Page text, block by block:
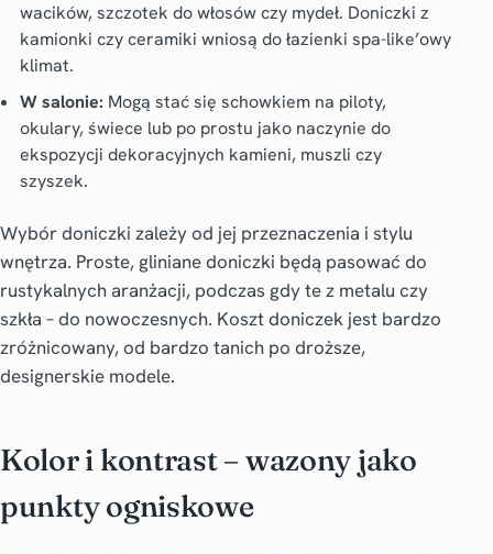
wacików, szczotek do włosów czy mydeł. Doniczki z
kamionki czy ceramiki wniosą do łazienki spa-like’owy
klimat.
W salonie: Mogą stać się schowkiem na piloty,
okulary, świece lub po prostu jako naczynie do
ekspozycji dekoracyjnych kamieni, muszli czy
szyszek.
Wybór doniczki zależy od jej przeznaczenia i stylu
wnętrza. Proste, gliniane doniczki będą pasować do
rustykalnych aranżacji, podczas gdy te z metalu czy
szkła – do nowoczesnych. Koszt doniczek jest bardzo
zróżnicowany, od bardzo tanich po droższe,
designerskie modele.
Kolor i kontrast – wazony jako
punkty ogniskowe